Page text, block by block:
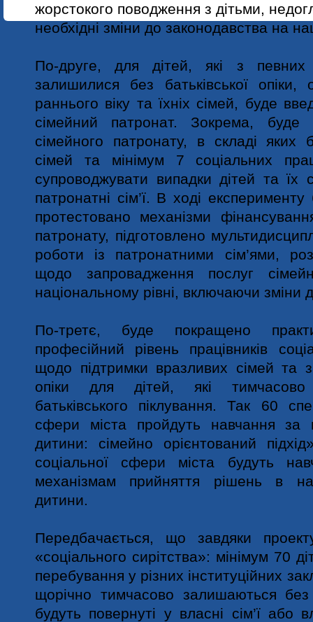
жорстокого поводження з дітьми,
необхідні зміни до законодавства на
По-друге, для дітей, які з певних
залишилися без батьківської опіки,
раннього віку та їхніх сімей, буде
сімейний патронат. Зокрема,
сімейного патронату, в складі яких
сімей та мінімум 7 соціальних
супроводжувати випадки дітей та їх
патронатні сім’ї. В ході
протестовано механізми
патронату, підготовлено
роботи із патронатними сім’ями,
щодо запровадження послуг
національному рівні, включаючи зміни
По-третє, буде покращено
професійний рівень працівників
щодо підтримки вразливих сімей та
опіки для дітей, які
батьківського піклування. Так 60
сфери міста пройдуть навчання за
дитини: сімейно орієнтований
соціальної сфери міста будуть
механізмам прийняття рішень в
дитини.
Передбачається, що завдяки
«соціального сирітства»: мінімум 70
перебування у різних інституційних
щорічно тимчасово залишаються без
будуть повернуті у власні сім’ї або